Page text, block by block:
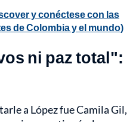
y conéctese con las
de Colombia y el mundo)
ni paz total":
a López fue Camila Gil,